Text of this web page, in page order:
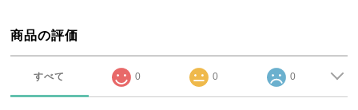
商品の評価
すべて 0 0 0